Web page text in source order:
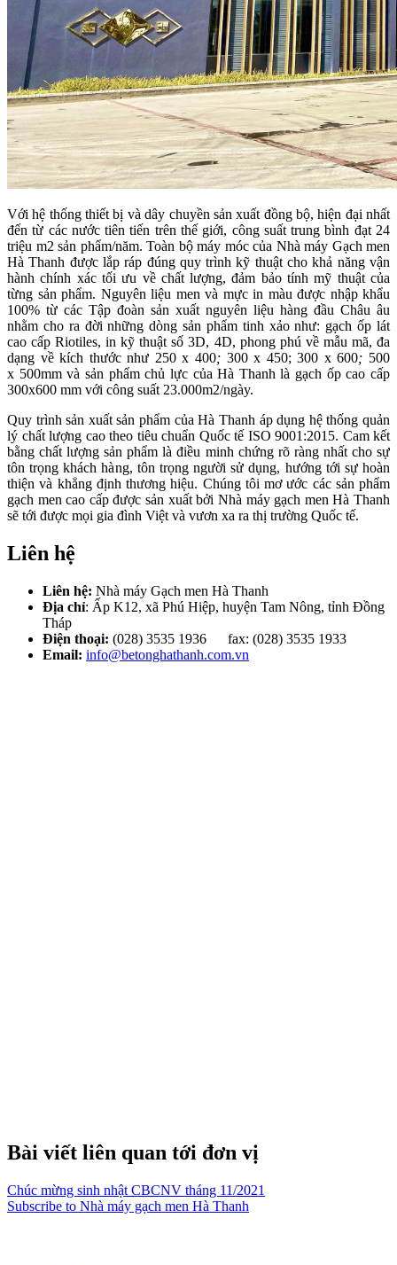
Với hệ thống thiết bị và dây chuyền sản xuất đồng bộ, hiện đại nhất
đến từ các nước tiên tiến trên thế giới, công suất trung bình đạt 24
triệu m2 sản phẩm/năm. Toàn bộ máy móc của Nhà máy Gạch men
Hà Thanh được lắp ráp đúng quy trình kỹ thuật cho khả năng vận
hành chính xác tối ưu về chất lượng, đảm bảo tính mỹ thuật của
từng sản phẩm. Nguyên liệu men và mực in màu được nhập khẩu
100% từ các Tập đoàn sản xuất nguyên liệu hàng đầu Châu âu
nhằm cho ra đời những dòng sản phẩm tinh xảo như: gạch ốp lát
cao cấp Riotiles, in kỹ thuật số 3D, 4D, phong phú về mẫu mã, đa
dạng về kích thước như 250 x 400; 300 x 450; 300 x 600; 500
x 500mm và sản phẩm chủ lực của Hà Thanh là gạch ốp cao cấp
300x600 mm với công suất 23.000m2/ngày.
Quy trình sản xuất sản phẩm của Hà Thanh áp dụng hệ thống quản
lý chất lượng cao theo tiêu chuẩn Quốc tế ISO 9001:2015. Cam kết
bằng chất lượng sản phẩm là điều minh chứng rõ ràng nhất cho sự
tôn trọng khách hàng, tôn trọng người sử dụng, hướng tới sự hoàn
thiện và khẳng định thương hiệu. Chúng tôi mơ ước các sản phẩm
gạch men cao cấp được sản xuất bởi Nhà máy gạch men Hà Thanh
sẽ tới được mọi gia đình Việt và vươn xa ra thị trường Quốc tế.
Liên hệ
Liên hệ: Nhà máy Gạch men Hà Thanh
Địa chỉ: Ấp K12, xã Phú Hiệp, huyện Tam Nông, tỉnh Đồng
Tháp
Điện thoại: (028) 3535 1936 fax: (028) 3535 1933
Email: info@betonghathanh.com.vn
Bài viết liên quan tới đơn vị
Chúc mừng sinh nhật CBCNV tháng 11/2021
Subscribe to Nhà máy gạch men Hà Thanh